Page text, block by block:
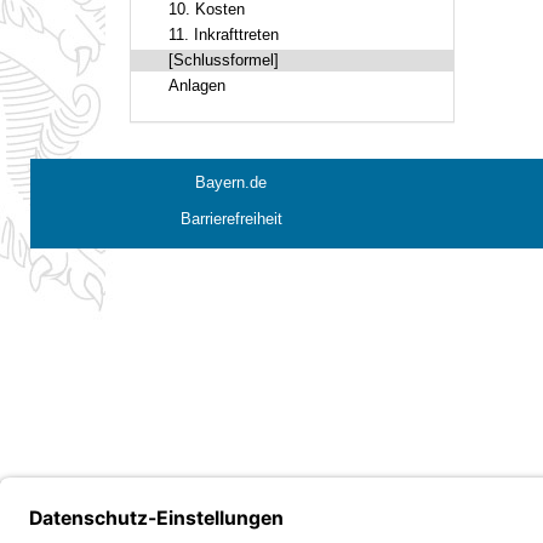
10. Kosten
11. Inkrafttreten
[Schlussformel]
Anlagen
Bayern.de
Barrierefreiheit